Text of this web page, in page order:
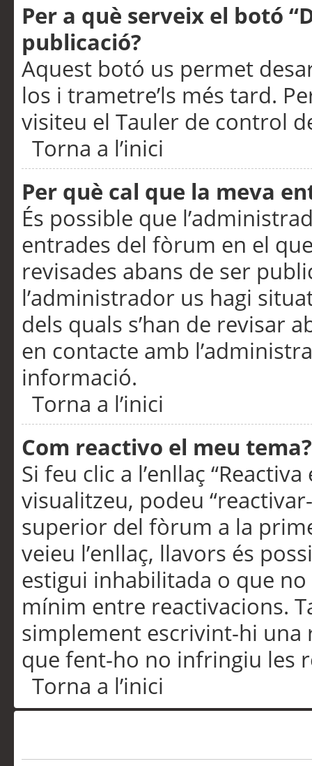
Per a què serveix el botó
publicació?
Aquest botó us permet
los i trametre’ls més tard.
visiteu el Tauler de control
Torna a l’inici
Per què cal que la meva
És possible que
entrades del fòrum en el
revisades abans de ser
l’administrador us hagi
dels quals s’han de revisar
en contacte amb
informació.
Torna a l’inici
Com reactivo el meu tema?
Si feu clic a l’enllaç
visualitzeu, podeu
superior del fòrum a la
veieu l’enllaç, llavors és
estigui inhabilitada o que
mínim entre reactivacions.
simplement escrivint-hi una
que fent-ho no infringiu les
Torna a l’inici